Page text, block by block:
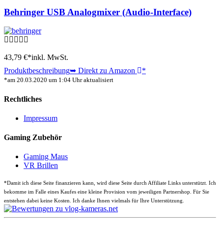
Behringer USB Analogmixer (Audio-Interface)
43,79 €*inkl. MwSt.
Produktbeschreibung➥ Direkt zu Amazon *
*am 20.03.2020 um 1:04 Uhr aktualisiert
Rechtliches
Impressum
Gaming Zubehör
Gaming Maus
VR Brillen
*Damit ich diese Seite finanzieren kann, wird diese Seite durch Affiliate Links unterstützt. Ich
bekomme im Falle eines Kaufes eine kleine Provision vom jeweiligen Partnershop. Für Sie
entstehen dabei keine Kosten. Ich danke Ihnen vielmals für Ihre Unterstützung.